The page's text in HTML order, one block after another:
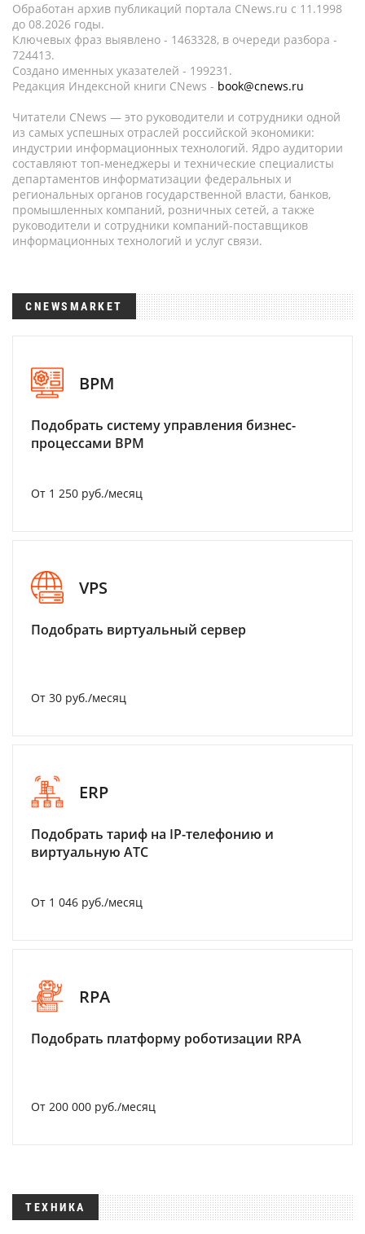
Обработан архив публикаций портала CNews.ru c 11.1998
до 08.2026 годы.
Ключевых фраз выявлено - 1463328, в очереди разбора -
724413.
Создано именных указателей - 199231.
Редакция Индексной книги CNews - book@cnews.ru
Читатели CNews — это руководители и сотрудники одной
из самых успешных отраслей российской экономики:
индустрии информационных технологий. Ядро аудитории
составляют топ-менеджеры и технические специалисты
департаментов информатизации федеральных и
региональных органов государственной власти, банков,
промышленных компаний, розничных сетей, а также
руководители и сотрудники компаний-поставщиков
информационных технологий и услуг связи.
CNEWSMARKET
BPM
Подобрать систему управления бизнес-
процессами BPM
От 1 250 руб./месяц
VPS
Подобрать виртуальный сервер
От 30 руб./месяц
ERP
Подобрать тариф на IP-телефонию и
виртуальную АТС
От 1 046 руб./месяц
RPA
Подобрать платформу роботизации RPA
От 200 000 руб./месяц
ТЕХНИКА